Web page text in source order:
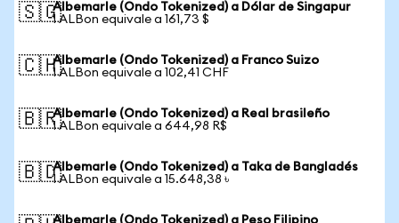
🇸🇬Albemarle (Ondo Tokenized) a Dólar de Singapur
1 ALBon equivale a 161,73 $
🇨🇭Albemarle (Ondo Tokenized) a Franco Suizo
1 ALBon equivale a 102,41 CHF
🇧🇷Albemarle (Ondo Tokenized) a Real brasileño
1 ALBon equivale a 644,98 R$
🇧🇩Albemarle (Ondo Tokenized) a Taka de Bangladés
1 ALBon equivale a 15.648,38 ৳
Albemarle (Ondo Tokenized) a Peso Filipino